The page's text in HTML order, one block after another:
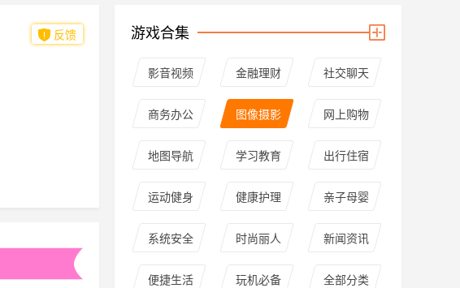
反馈 游戏合集
影音视频 金融理财 社交聊天
商务办公 图像摄影 网上购物
地图导航 学习教育 出行住宿
运动健身 健康护理 亲子母婴
系统安全 时尚丽人 新闻资讯
便捷生活 玩机必备 全部分类